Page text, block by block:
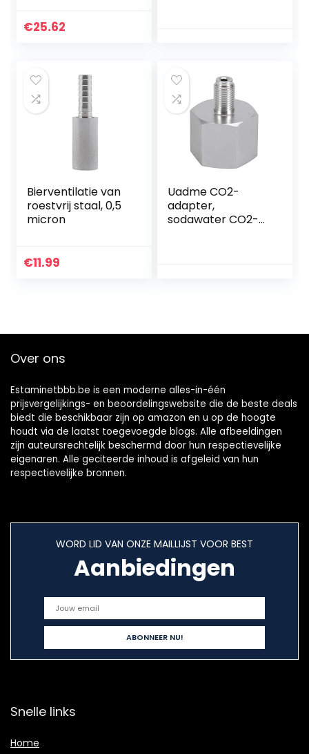
wijn met kunststof
praktisch
€25.62
m
Bierventilatie van
roestvrij staal, 0,5
micron
€11.99
Uadme CO2-
adapter,
sodawater CO2-
Over ons
Estaminetbbb.be is een moderne alles-in-één
prijsvergelijkings- en beoordelingswebsite die de beste deals
biedt die beschikbaar zijn op amazon en u op de hoogte
houdt via de laatst toegevoegde blogs. Alle afbeeldingen
zijn auteursrechtelijk beschermd door hun respectievelijke
eigenaren. Alle geciteerde inhoud is afgeleid van hun
respectievelijke bronnen.
WORD LID VAN ONZE MAILLIJST VOOR BEST
Aanbiedingen
Snelle links
Home